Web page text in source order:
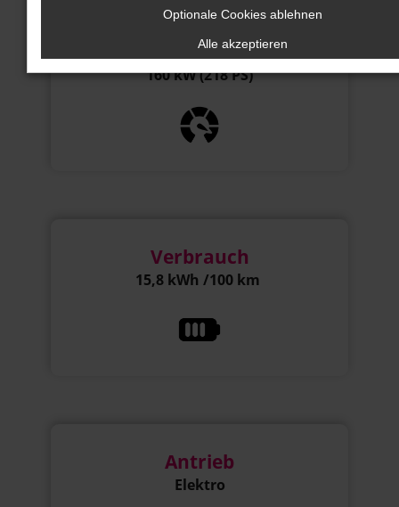
Motor
160 kW (218 PS)
Verbrauch
15,8 kWh /100 km
Antrieb
Elektro
Optionale Cookies ablehnen
Alle akzeptieren